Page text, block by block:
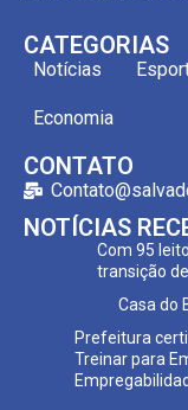
CATEGORIAS
Notícias
Economia
CONTATO
NOTÍCIAS
Com 95
transição
Casa do
Prefeitura
Treinar para